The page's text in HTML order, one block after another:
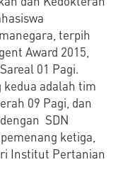
terpih
Award 2015,
01 Pagi.
adalah tim
09 Pagi, dan
SDN
ketiga,
Institut Pertanian